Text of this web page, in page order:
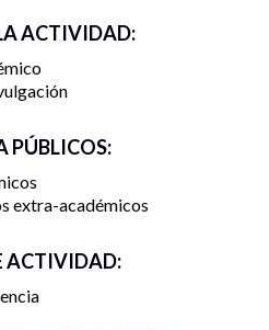
ACTIVIDAD:
PÚBLICOS:
extra-académicos
ACTIVIDAD: